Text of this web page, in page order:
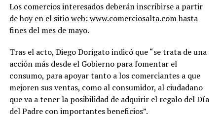
Los comercios interesados deberán inscribirse a partir
de hoy en el sitio web: www.comerciosalta.com hasta
fines del mes de mayo.
Tras el acto, Diego Dorigato indicó que “se trata de una
acción más desde el Gobierno para fomentar el
consumo, para apoyar tanto a los comerciantes a que
mejoren sus ventas, como al consumidor, al ciudadano
que va a tener la posibilidad de adquirir el regalo del Día
del Padre con importantes beneficios”.